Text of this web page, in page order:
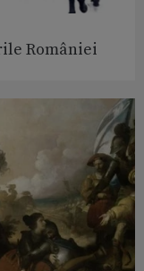
României